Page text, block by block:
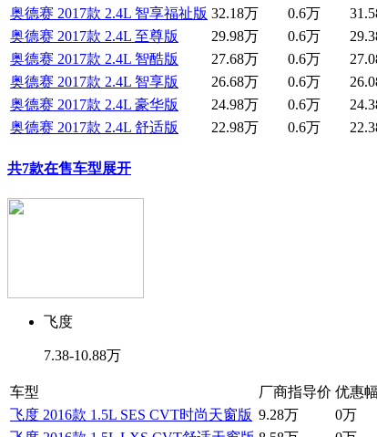
奥德赛 2017款 2.4L 智享福祉版 32.18万 0.6万
奥德赛 2017款 2.4L 至尊版
29.98万 0.6万
奥德赛 2017款 2.4L 智酷版
27.68万 0.6万
奥德赛 2017款 2.4L 智享版
26.68万 0.6万
奥德赛 2017款 2.4L 豪华版
24.98万 0.6万
奥德赛 2017款 2.4L 舒适版
22.98万 0.6万
共7款在售车型展开
飞度
7.38-10.88万
车型 厂商指导价 优惠
飞度 2016款 1.5L SES CVT时尚天窗版 9.28万 0万